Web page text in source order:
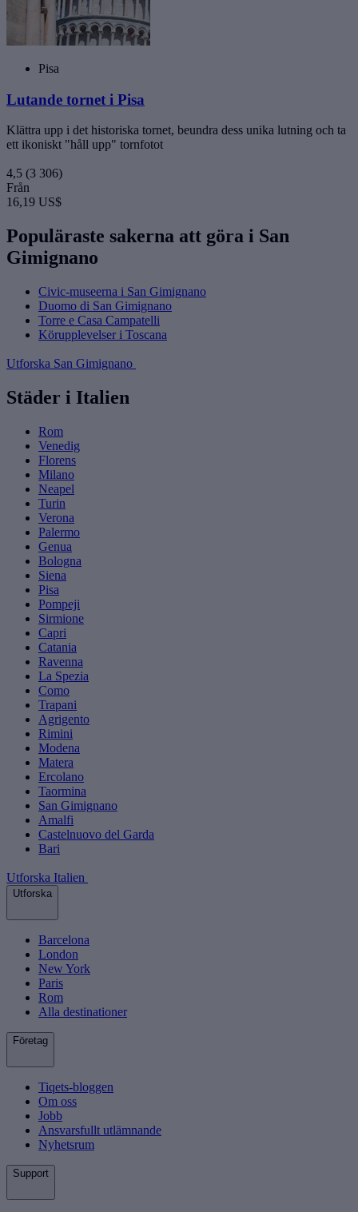
Pisa
Lutande tornet i Pisa
Klättra upp i det historiska tornet, beundra dess unika lutning och ta
ett ikoniskt "håll upp" tornfotot
4,5 (3 306)
Från
16,19 US$
Populäraste sakerna att göra i San
Gimignano
Civic-museerna i San Gimignano
Duomo di San Gimignano
Torre e Casa Campatelli
Körupplevelser i Toscana
Utforska San Gimignano
Städer i Italien
Rom
Venedig
Florens
Milano
Neapel
Turin
Verona
Palermo
Genua
Bologna
Siena
Pisa
Pompeji
Sirmione
Capri
Catania
Ravenna
La Spezia
Como
Trapani
Agrigento
Rimini
Modena
Matera
Ercolano
Taormina
San Gimignano
Amalfi
Castelnuovo del Garda
Bari
Utforska Italien
Utforska
Barcelona
London
New York
Paris
Rom
Alla destinationer
Företag
Tiqets-bloggen
Om oss
Jobb
Ansvarsfullt utlämnande
Nyhetsrum
Support